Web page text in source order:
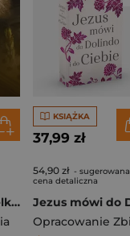
O spowiedzi wielkanocnej
KSIĄŻKA
37,99 zł
54,90 zł - sugerowana
cena detaliczna